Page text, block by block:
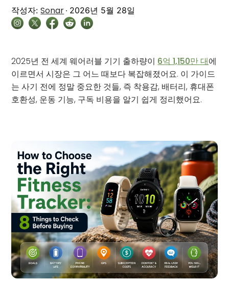
작성자: Sonar 2026년 5월 28일
2025년 전 세계 웨어러블 기기 출하량이 6억 1,150만 대에
이르면서 시장은 그 어느 때보다 복잡해졌어요. 이 가이드
는 사기 전에 정말 중요한 것들, 즉 착용감, 배터리, 휴대폰
호환성, 운동 기능, 구독 비용을 알기 쉽게 정리했어요.